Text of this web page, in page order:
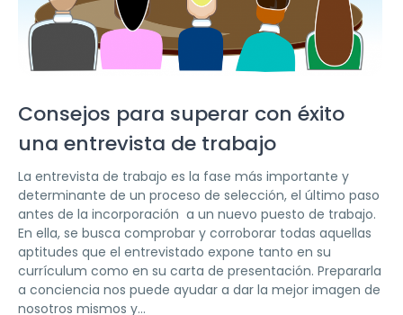
Consejos para superar con éxito
una entrevista de trabajo
La entrevista de trabajo es la fase más importante y
determinante de un proceso de selección, el último paso
antes de la incorporación a un nuevo puesto de trabajo.
En ella, se busca comprobar y corroborar todas aquellas
aptitudes que el entrevistado expone tanto en su
currículum como en su carta de presentación. Prepararla
a conciencia nos puede ayudar a dar la mejor imagen de
nosotros mismos y...